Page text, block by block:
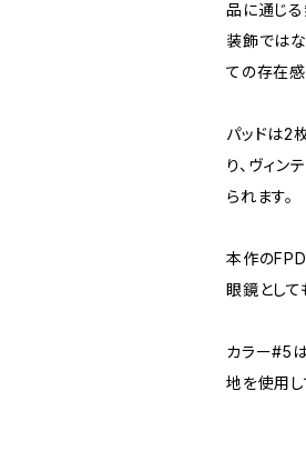
品に通じ
装飾では
ての存在感
パッドは2
り、ヴィ
られます。
本作の
眼鏡として
カラー#5
地を使用し